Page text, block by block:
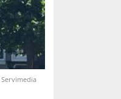
Servimedia